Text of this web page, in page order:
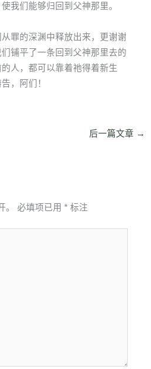
我们能够归回到父神那里。
罪的深渊中释放出来，更谢谢
铺平了一条回到父神那里去的
人，都可以靠着祂得着新生
，阿们！
后一篇文章 →
。 必填项已用* 标注